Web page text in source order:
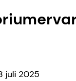
juli 2025